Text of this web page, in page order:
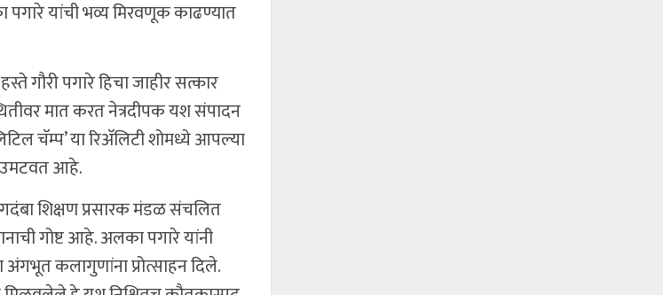
पगारे यांची भव्य मिरवणूक काढण्यात
गौरी पगारे हिचा जाहीर सत्कार
मात करत नेत्रदीपक यश संपादन
चॅम्प’ या रिअ‍ॅलिटी शोमध्ये आपल्या
उमटवत आहे.
शिक्षण प्रसारक मंडळ संचलित
गोष्ट आहे. अलका पगारे यांनी
कलागुणांना प्रोत्साहन दिले.